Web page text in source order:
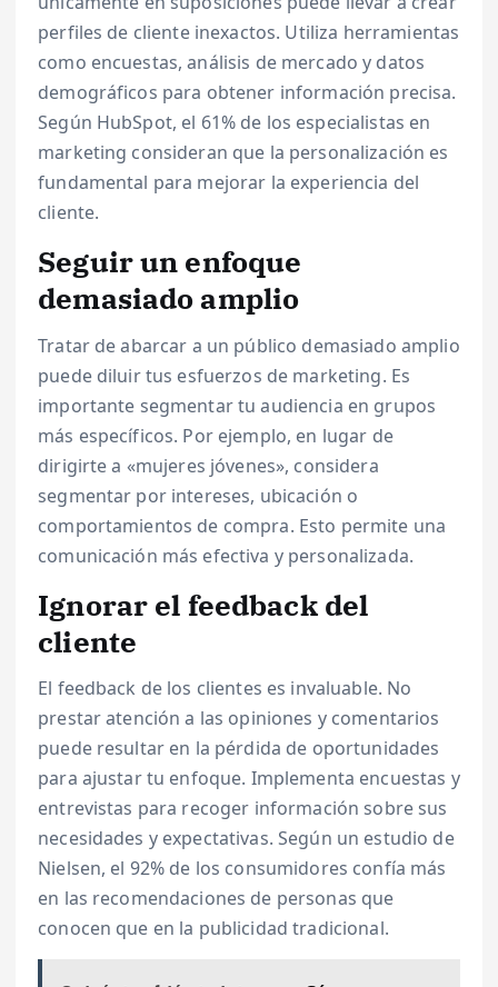
perfiles de cliente inexactos. Utiliza herramientas
como encuestas, análisis de mercado y datos
demográficos para obtener información precisa.
Según HubSpot, el 61% de los especialistas en
marketing consideran que la personalización es
fundamental para mejorar la experiencia del
cliente.
Seguir un enfoque
demasiado amplio
Tratar de abarcar a un público demasiado amplio
puede diluir tus esfuerzos de marketing. Es
importante segmentar tu audiencia en grupos
más específicos. Por ejemplo, en lugar de
dirigirte a «mujeres jóvenes», considera
segmentar por intereses, ubicación o
comportamientos de compra. Esto permite una
comunicación más efectiva y personalizada.
Ignorar el feedback del
cliente
El feedback de los clientes es invaluable. No
prestar atención a las opiniones y comentarios
puede resultar en la pérdida de oportunidades
para ajustar tu enfoque. Implementa encuestas y
entrevistas para recoger información sobre sus
necesidades y expectativas. Según un estudio de
Nielsen, el 92% de los consumidores confía más
en las recomendaciones de personas que
conocen que en la publicidad tradicional.